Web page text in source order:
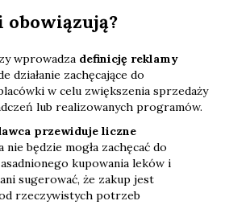
wprowadza definicję reklamy
działanie zachęcające do
w celu zwiększenia sprzedaży
lub realizowanych programów.
przewiduje liczne
nie będzie mogła zachęcać do
kupowania leków i
sugerować, że zakup jest
rzeczywistych potrzeb